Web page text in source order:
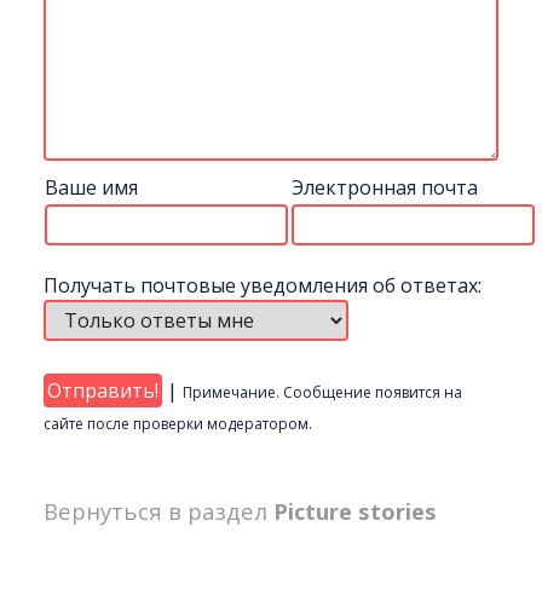
Ваше имя Электронная почта
Получать почтовые уведомления об ответах:
| Примечание. Сообщение появится на
сайте после проверки модератором.
Вернуться в раздел Picture stories